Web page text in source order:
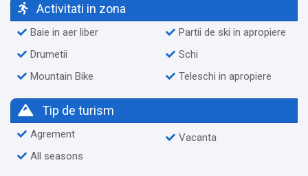
Activitati in zona
Baie in aer liber
Drumetii
Mountain Bike
Partii de ski in apropiere
Schi
Teleschi in apropiere
Tip de turism
Agrement
All seasons
Vacanta